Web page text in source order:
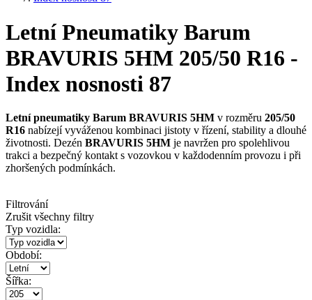
Letní Pneumatiky Barum
BRAVURIS 5HM 205/50 R16 -
Index nosnosti 87
Letní pneumatiky Barum BRAVURIS 5HM v rozměru 205/50
R16 nabízejí vyváženou kombinaci jistoty v řízení, stability a dlouhé
životnosti. Dezén BRAVURIS 5HM je navržen pro spolehlivou
trakci a bezpečný kontakt s vozovkou v každodenním provozu i při
zhoršených podmínkách.
Filtrování
Zrušit všechny filtry
Typ vozidla:
Období:
Šířka: